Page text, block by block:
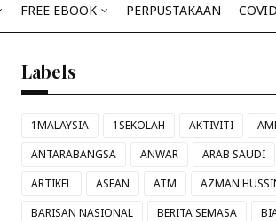
FREE EBOOK PERPUSTAKAAN
Labels
1MALAYSIA 1SEKOLAH AKTIVITI
ANTARABANGSA
ANWAR
ARAB SAUDI
ARTIKEL
ASEAN ATM
AZMAN
BARISAN NASIONAL
BERITA SEMASA